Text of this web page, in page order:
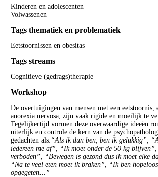
Kinderen en adolescenten
Volwassenen
Tags thematiek en problematiek
Eetstoornissen en obesitas
Tags streams
Cognitieve (gedrags)therapie
Workshop
De overtuigingen van mensen met een
anorexia nervosa, zijn vaak rigide en moeilijk te
Tegelijkertijd vormen deze overwaardige ideeën
uiterlijk en controle de kern van de
gedachten als: “Als ik dun ben, ben ik gelukkig”,
iedereen me af”, “Ik moet onder de 50 kg
verboden”, “Bewegen is gezond dus ik moet elke
“Na te veel eten moet ik braken”, “Ik ben
opgegeten...”